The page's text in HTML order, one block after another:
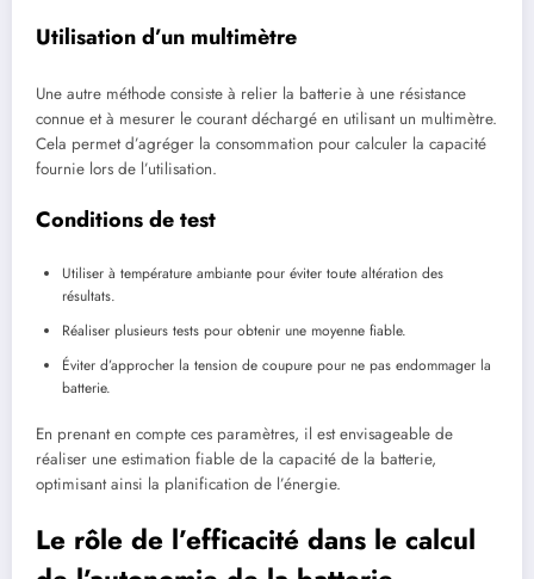
Utilisation d’un multimètre
Une autre méthode consiste à relier la batterie à une résistance
connue et à mesurer le courant déchargé en utilisant un multimètre.
Cela permet d’agréger la consommation pour calculer la capacité
fournie lors de l’utilisation.
Conditions de test
Utiliser à température ambiante pour éviter toute altération des
résultats.
Réaliser plusieurs tests pour obtenir une moyenne fiable.
Éviter d’approcher la tension de coupure pour ne pas endommager la
batterie.
En prenant en compte ces paramètres, il est envisageable de
réaliser une estimation fiable de la capacité de la batterie,
optimisant ainsi la planification de l’énergie.
Le rôle de l’efficacité dans le calcul